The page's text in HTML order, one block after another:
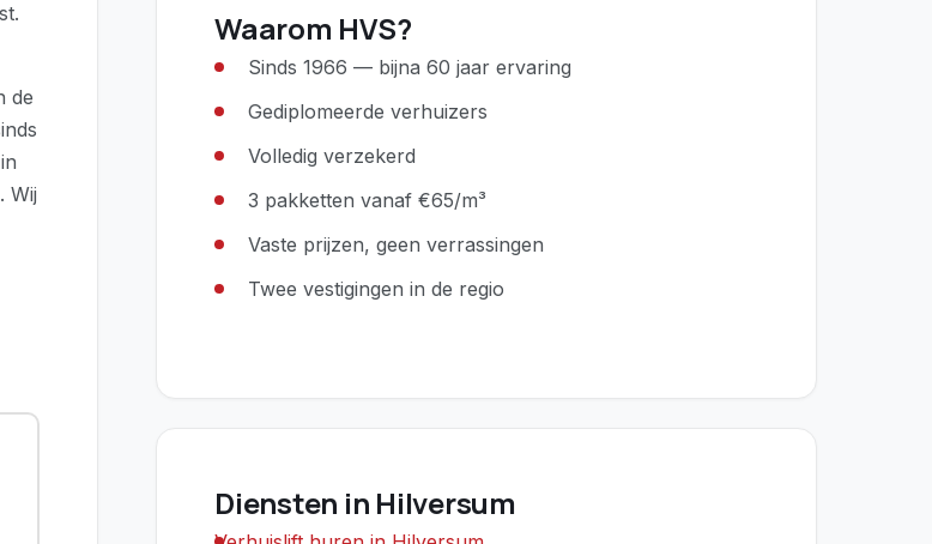
de
Wij
Waarom HVS?
Sinds 1966 — bijna 60 jaar ervaring
Gediplomeerde verhuizers
Volledig verzekerd
3 pakketten vanaf €65/m³
Vaste prijzen, geen verrassingen
Twee vestigingen in de regio
Diensten in Hilversum